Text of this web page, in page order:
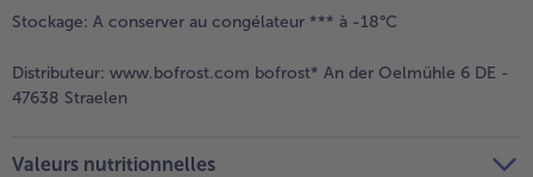
Stockage: A conserver au congélateur *** à -18°C
Distributeur: www.bofrost.com bofrost* An der Oelmühle 6 DE -
47638 Straelen
Valeurs nutritionnelles